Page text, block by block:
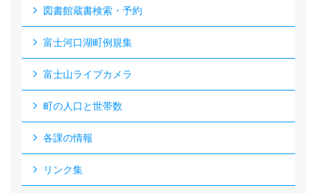
図書館蔵書検索・予約
富士河口湖町例規集
富士山ライブカメラ
町の人口と世帯数
各課の情報
リンク集